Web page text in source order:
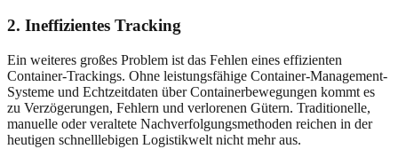
2. Ineffizientes Tracking
Ein weiteres großes Problem ist das Fehlen eines effizienten
Container-Trackings. Ohne leistungsfähige Container-Management-
Systeme und Echtzeitdaten über Containerbewegungen kommt es
zu Verzögerungen, Fehlern und verlorenen Gütern. Traditionelle,
manuelle oder veraltete Nachverfolgungsmethoden reichen in der
heutigen schnelllebigen Logistikwelt nicht mehr aus.